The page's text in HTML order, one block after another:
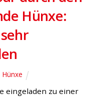
Hünxe:
Hünxe
eingeladen zu einer